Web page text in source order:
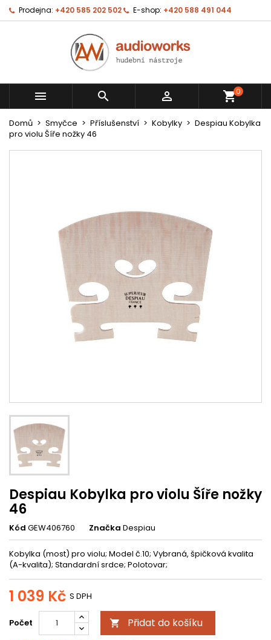
Prodejna: +420 585 202 502 E-shop: +420 588 491 044
   shopping_cart0
Domů Smyčce Příslušenství Kobylky
Despiau Kobylka
pro violu Šíře nožky 46
Despiau Kobylka pro violu Šíře nožky
46
Kód GEW406760 Značka Despiau
Kobylka (most) pro violu; Model č.10; Vybraná, špičková kvalita
(A-kvalita); Standardní srdce; Polotovar;
1 039 Kč S DPH
Počet  Přidat do košíku